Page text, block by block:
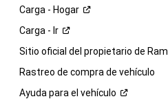
Carga - Hogar
Carga - Ir
Sitio oficial del propietario de Ram
Rastreo de compra de vehículo
Ayuda para el vehículo